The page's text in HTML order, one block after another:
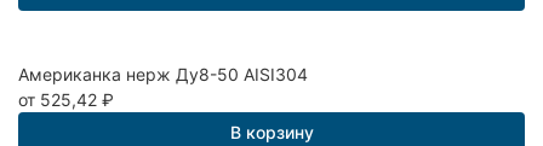
Американка нерж Ду8-50 AISI304
от 525,42 ₽
В корзину